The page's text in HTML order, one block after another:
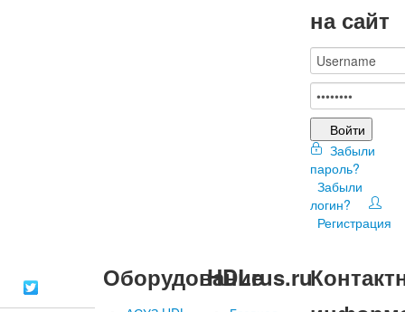
на сайт
Войти
Забыли
пароль?
Забыли
логин?
Регистрация
Оборудование
HDLrus.ru